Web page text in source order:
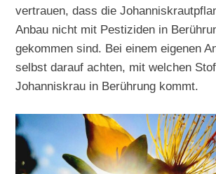
vertrauen, dass die
Anbau nicht mit Pestiziden in
gekommen sind. Bei einem eigenen
selbst darauf achten, mit welchen
Johanniskrau in Berührung kommt.